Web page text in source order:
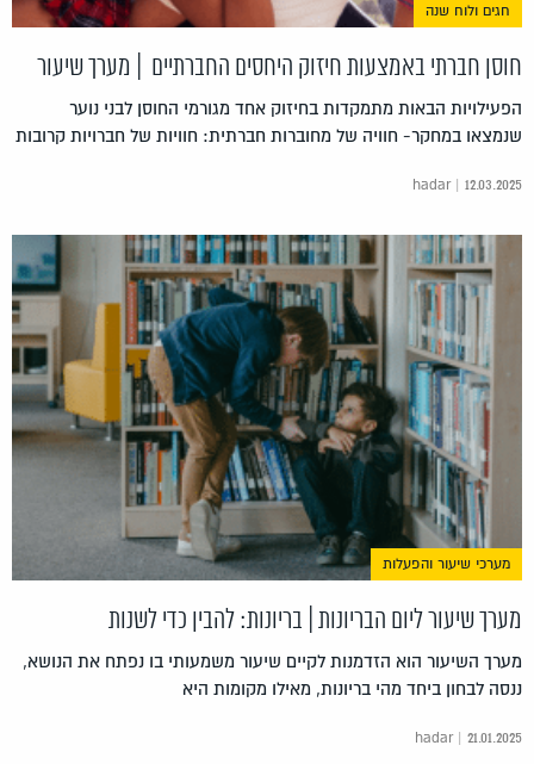
חגים ולוח שנה
חוסן חברתי באמצעות חיזוק היחסים החברתיים | מערך שיעור
הפעילויות הבאות מתמקדות בחיזוק אחד מגורמי החוסן לבני נוער
שנמצאו במחקר- חוויה של מחוברות חברתית: חוויות של חברויות קרובות
hadar | 12.03.2025
מערכי שיעור והפעלות
מערך שיעור ליום הבריונות | בריונות: להבין כדי לשנות
מערך השיעור הוא הזדמנות לקיים שיעור משמעותי בו נפתח את הנושא,
ננסה לבחון ביחד מהי בריונות, מאילו מקומות היא
hadar | 21.01.2025